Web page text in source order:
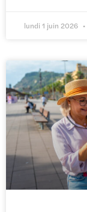
lundi 1 juin 2026